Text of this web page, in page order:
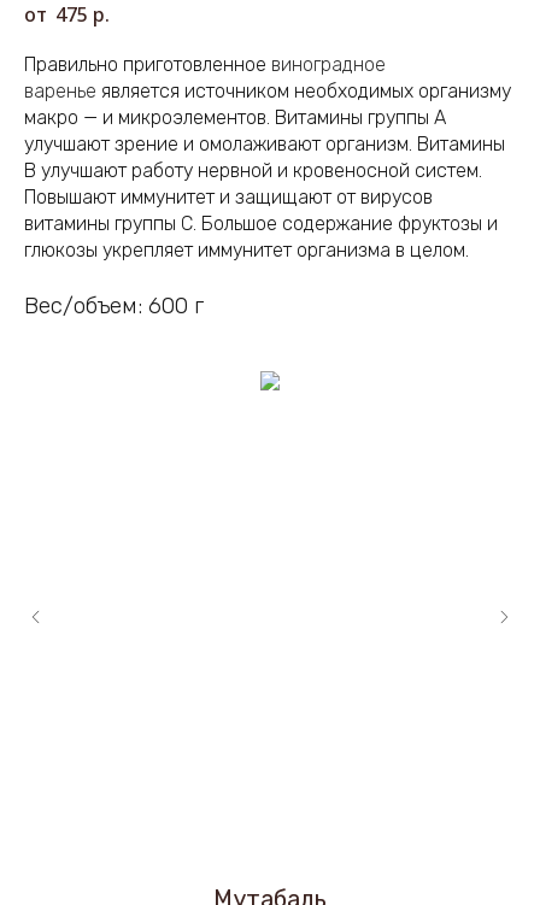
475 р.
Правильно приготовленное виноградное
варенье является источником необходимых организму
макро — и микроэлементов. Витамины группы А
улучшают зрение и омолаживают организм. Витамины
В улучшают работу нервной и кровеносной систем.
Повышают иммунитет и защищают от вирусов
витамины группы С. Большое содержание фруктозы и
глюкозы укрепляет иммунитет организма в целом.
Вес/объем: 600 г
Мутабаль